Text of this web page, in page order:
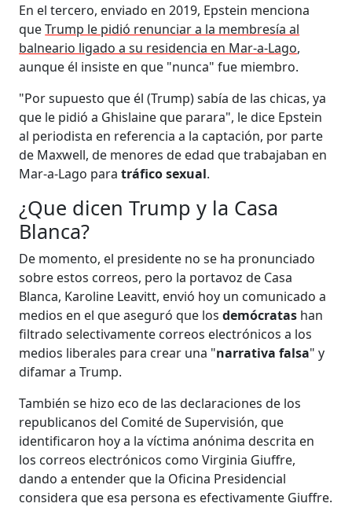
En el tercero, enviado en 2019, Epstein menciona
queTrump le pidió renunciar a la membresía al
balneario ligado a su residencia en Mar-a-Lago,
aunque él insiste en que "nunca" fue miembro.
"Por supuesto que él (Trump) sabía de las chicas, ya
que le pidió a Ghislaine que parara", le dice Epstein
al periodista en referencia a la captación, por parte
de Maxwell, de menores de edad que trabajaban en
Mar-a-Lago paratráfico sexual.
¿Que dicen Trump y la Casa
Blanca?
De momento, el presidente no se ha pronunciado
sobre estos correos, pero la portavoz de Casa
Blanca, Karoline Leavitt, envió hoy un comunicado a
medios en el que aseguró que losdemócratas han
filtrado selectivamente correos electrónicos a los
medios liberales para crear una "narrativa falsa" y
difamar a Trump.
También se hizo eco de las declaraciones de los
republicanos del Comité de Supervisión, que
identificaron hoy a la víctima anónima descrita en
los correos electrónicos como Virginia Giuffre,
dando a entender que la Oficina Presidencial
considera que esa persona es efectivamente Giuffre.